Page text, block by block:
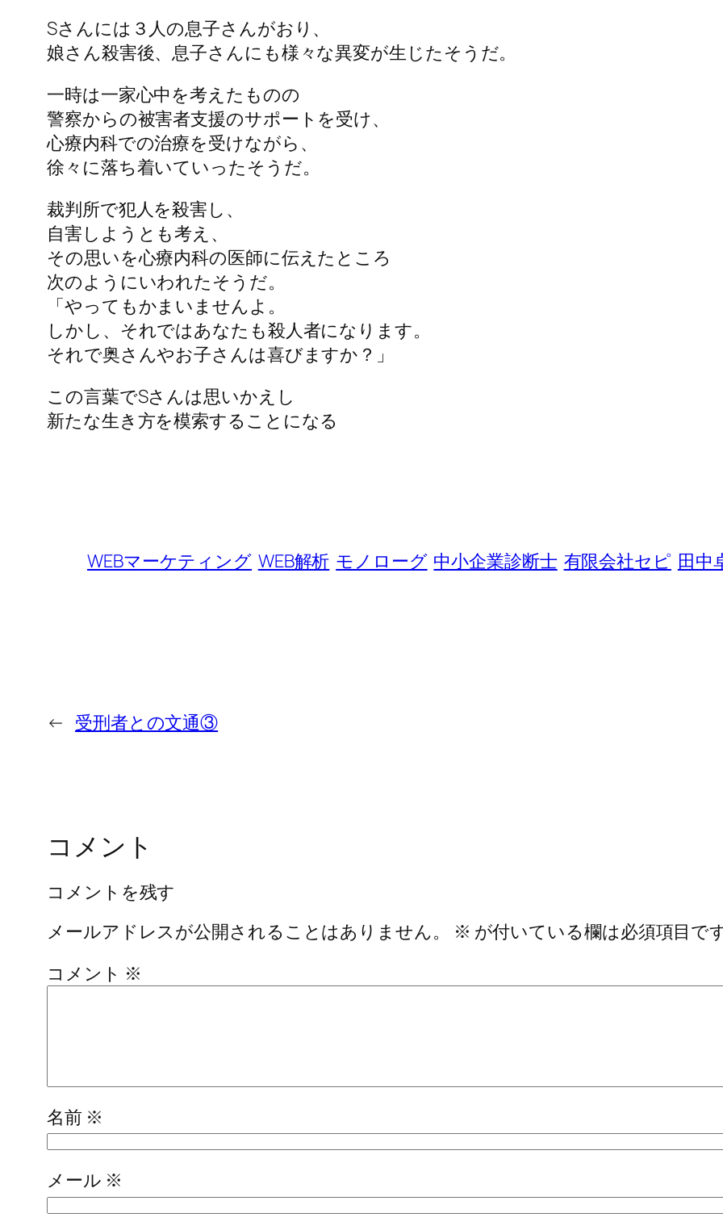
Sさんには３人の息子さんがおり、
娘さん殺害後、息子さんにも様々な異変が生じたそうだ。
一時は一家心中を考えたものの
警察からの被害者支援のサポートを受け、
心療内科での治療を受けながら、
徐々に落ち着いていったそうだ。
裁判所で犯人を殺害し、
自害しようとも考え、
その思いを心療内科の医師に伝えたところ
次のようにいわれたそうだ。
「やってもかまいませんよ。
しかし、それではあなたも殺人者になります。
それで奥さんやお子さんは喜びますか？」
この言葉でSさんは思いかえし
新たな生き方を模索することになる
WEBマーケティング WEB解析 モノローグ 中小企業診断士 有限会社セピ 田中
← 受刑者との文通③
コメント
コメントを残す
メールアドレスが公開されることはありません。
※ が付いている欄は必須項目で
コメント ※
名前 ※
メール ※